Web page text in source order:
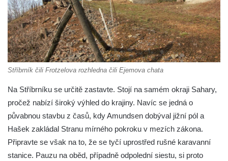
Stříbrník čili Frotzelova rozhledna čili Ejemova chata
Na Stříbrníku se určitě zastavte. Stojí na samém okraji Sahary,
pročež nabízí široký výhled do krajiny. Navíc se jedná o
půvabnou stavbu z časů, kdy Amundsen dobýval jižní pól a
Hašek zakládal Stranu mírného pokroku v mezích zákona.
Připravte se však na to, že se tyčí uprostřed rušné karavanní
stanice. Pauzu na oběd, případně odpolední siestu, si proto